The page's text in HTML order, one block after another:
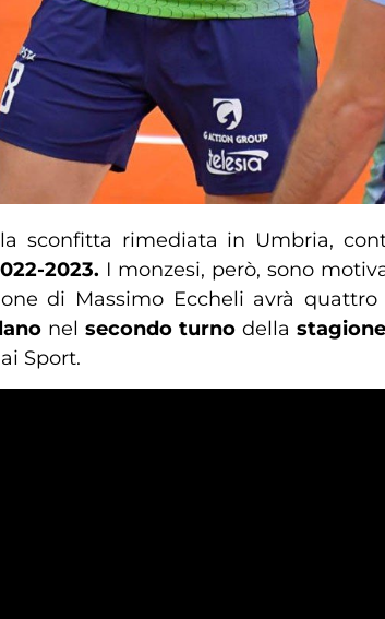
sconfitta rimediata in Umbria,
2023. I monzesi, però, sono
di Massimo Eccheli avrà
nelsecondo turnodella
Sport.